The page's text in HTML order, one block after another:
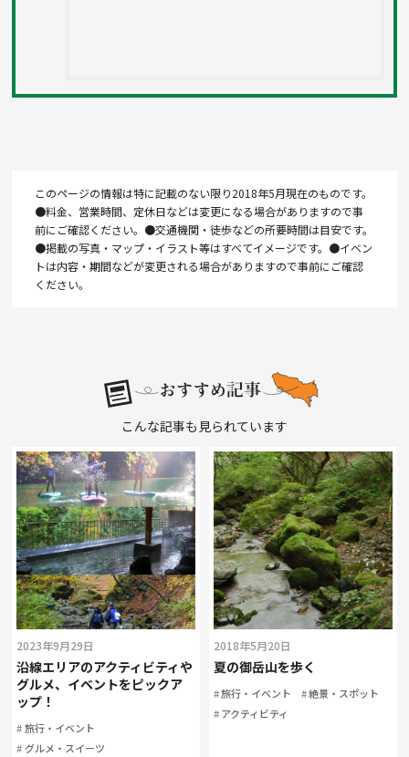
このページの情報は特に記載のない限り2018年5月現在のものです。
●料金、営業時間、定休日などは変更になる場合がありますので事
前にご確認ください。●交通機関・徒歩などの所要時間は目安です。
●掲載の写真・マップ・イラスト等はすべてイメージです。●イベン
トは内容・期間などが変更される場合がありますので事前にご確認
ください。
こんな記事も見られています
2023年9月29日
沿線エリアのアクティビティや
グルメ、イベントをピックア
ップ！
旅行・イベント
グルメ・スイーツ
2018年5月20日
夏の御岳山を歩く
旅行・イベント
絶景・スポット
アクティビティ